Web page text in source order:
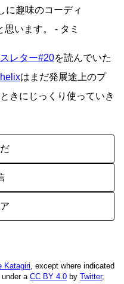
に趣味のコーディ
います。 - タミ
レター#20を読んでいた
helixはまだ発展途上のプ
きにじっくり使っていき
Katagiri, except where indicated
a CC BY 4.0 by Twitter,